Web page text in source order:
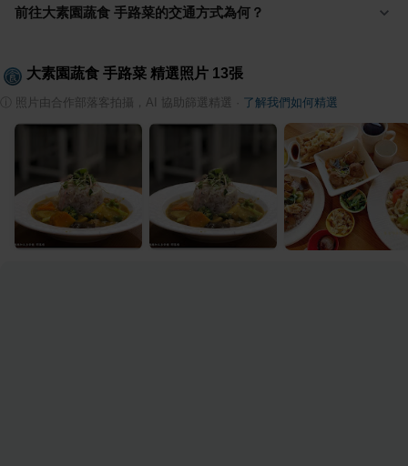
前往大素園蔬食 手路菜的交通方式為何？
大素園蔬食 手路菜 精選照片 13張
照片由合作部落客拍攝，AI 協助篩選精選 了解我們如何精選